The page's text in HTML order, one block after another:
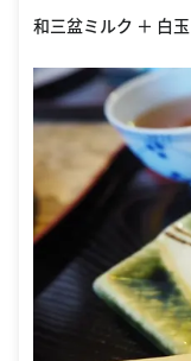
和三盆ミルク ＋ 白